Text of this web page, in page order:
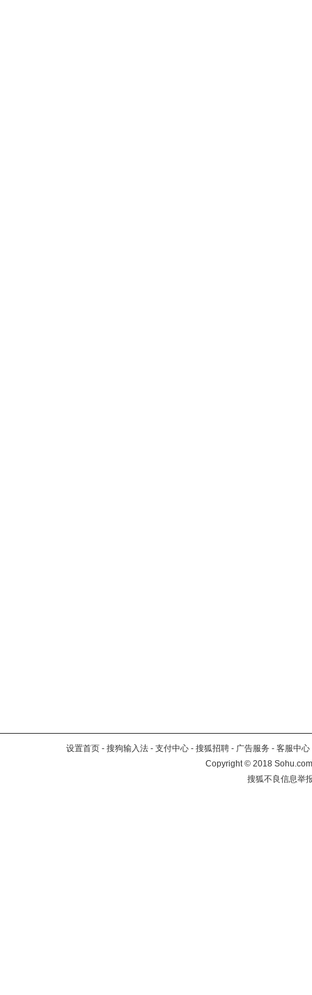
设置首页 - 搜狗输入法 - 支付中心 - 搜狐招聘 - 广告服务 - 客服中心
Copyright©2018
搜狐不良信息举